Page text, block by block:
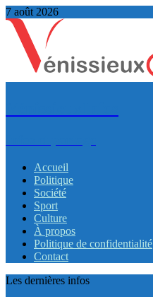
7 août 2026
Accueil
Politique
Société
Sport
Culture
À propos
Politique de confidentialité
Contact
Les dernières infos